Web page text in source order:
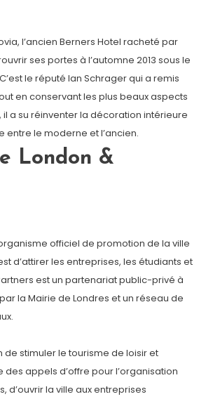
l’ancien Berners Hotel racheté par
ses portes à l’automne 2013 sous le
le réputé Ian Schrager qui a remis
en conservant les plus beaux aspects
a su réinventer la décoration intérieure
entre le moderne et l’ancien.
London &
officiel de promotion de la ville
d’attirer les entreprises, les étudiants et
est un partenariat public-privé à
la Mairie de Londres et un réseau de
de stimuler le tourisme de loisir et
des appels d’offre pour l’organisation
d’ouvrir la ville aux entreprises